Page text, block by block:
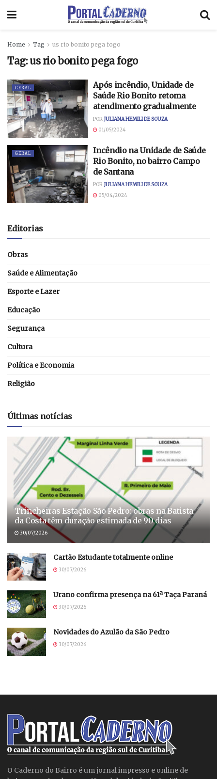
Home Tag us rio bonito pega fogo
Tag:us rio bonito pega fogo
GERAL
Após incêndio, Unidade de
Saúde Rio Bonito retoma
atendimento gradualmente
POR JULIANA HEMILI DE SOUZA
01/05/2024
GERAL
Incêndio na Unidade de Saúde
Rio Bonito, no bairro Campo
de Santana
POR JULIANA HEMILI DE SOUZA
05/04/2024
Editorias
Obras
Saúde e Alimentação
Esporte e Lazer
Educação
Segurança
Cultura
Política e Economia
Religião
Últimas notícias
Trincheiras Estação São Pedro: obras na Batista
da Costa têm duração estimada de 90 dias
30/07/2026
Cartão Estudante totalmente online
30/07/2026
Urano confirma presença na 61ª Taça Paraná
30/07/2026
Novidades do Azulão da São Pedro
30/07/2026
O Caderno do Bairro é um jornal impresso e online de